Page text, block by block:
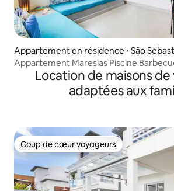
Appartement en résidence ⋅ São
Appartement Maresias Piscine
Location de maisons de
adaptées aux
Coup de cœur voyageurs
Coup de cœur voyageurs